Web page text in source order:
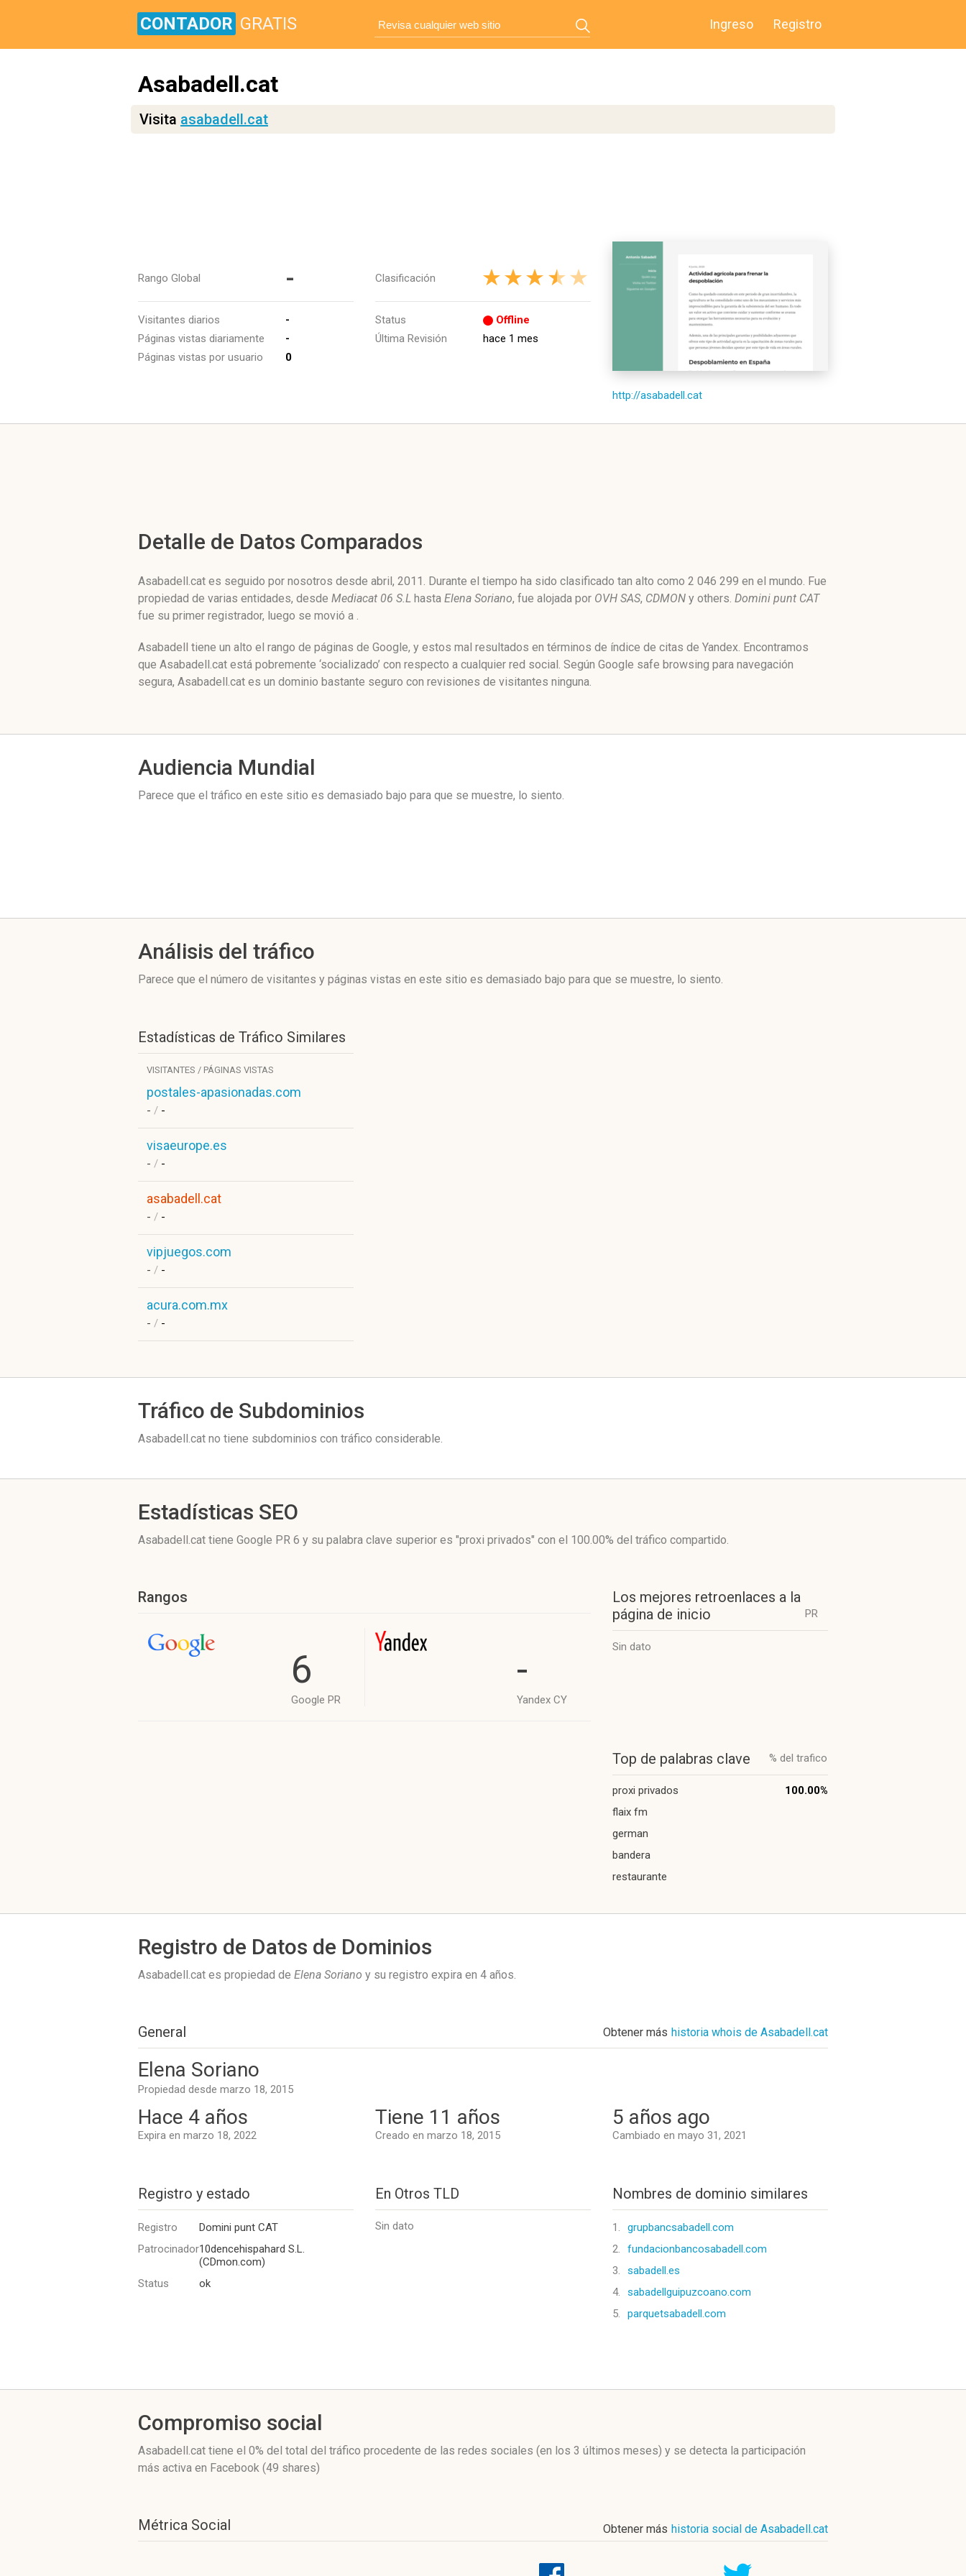
CONTADOR GRATIS Ingreso Registro
Asabadell.cat
Visita asabadell.cat
Rango Global -
Visitantes diarios
-
Páginas vistas diariamente
-
Páginas vistas por usuario
0
Clasificación
Status
Offline
Última Revisión
hace 1 mes
http://asabadell.cat
Detalle de Datos Comparados
Asabadell.cat es seguido por nosotros desde abril, 2011. Durante el tiempo ha sido clasificado tan alto como 2 046 299 en el mundo. Fue
propiedad de varias entidades, desde Mediacat 06 S.L hasta Elena Soriano, fue alojada por OVH SAS, CDMON y others. Domini punt CAT
fue su primer registrador, luego se movió a .
Asabadell tiene un alto el rango de páginas de Google, y estos mal resultados en términos de índice de citas de Yandex. Encontramos
que Asabadell.cat está pobremente ‘socializado’ con respecto a cualquier red social. Según Google safe browsing para navegación
segura, Asabadell.cat es un dominio bastante seguro con revisiones de visitantes ninguna.
Audiencia Mundial
Parece que el tráfico en este sitio es demasiado bajo para que se muestre, lo siento.
Análisis del tráfico
Parece que el número de visitantes y páginas vistas en este sitio es demasiado bajo para que se muestre, lo siento.
Estadísticas de Tráfico Similares
VISITANTES / PÁGINAS VISTAS
postales-apasionadas.com
- / -
visaeurope.es
- / -
asabadell.cat
- / -
vipjuegos.com
- / -
acura.com.mx
- / -
Tráfico de Subdominios
Asabadell.cat no tiene subdominios con tráfico considerable.
Estadísticas SEO
Asabadell.cat tiene Google PR 6 y su palabra clave superior es "proxi privados" con el 100.00% del tráfico compartido.
Rangos
6
Google PR
-
Yandex CY
Los mejores retroenlaces a la
página de inicio
PR
Sin dato
Top de palabras clave % del trafico
proxi privados
100.00%
flaix fm
german
bandera
restaurante
Registro de Datos de Dominios
Asabadell.cat es propiedad de Elena Soriano y su registro expira en 4 años.
General Obtener más historia whois de Asabadell.cat
Elena Soriano
Propiedad desde marzo 18, 2015
Hace 4 años
Expira en marzo 18, 2022
Tiene 11 años
Creado en marzo 18, 2015
5 años ago
Cambiado en mayo 31, 2021
Registro y estado
Registro
Domini punt CAT
Patrocinador10dencehispahard S.L.
(CDmon.com)
Status
ok
En Otros TLD
Sin dato
Nombres de dominio similares
1.
grupbancsabadell.com
2.
fundacionbancosabadell.com
3.
sabadell.es
4.
sabadellguipuzcoano.com
5.
parquetsabadell.com
Compromiso social
Asabadell.cat tiene el 0% del total del tráfico procedente de las redes sociales (en los 3 últimos meses) y se detecta la participación
más activa en Facebook (49 shares)
Métrica Social Obtener más historia social de Asabadell.cat